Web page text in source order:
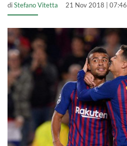
diStefano Vitetta 21 Nov 2018 | 07:46